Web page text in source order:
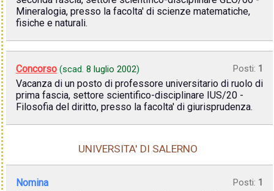
Mineralogia, presso la facolta' di scienze matematiche,
fisiche e naturali.
Concorso (scad. 8 luglio 2002) Posti: 1
Vacanza di un posto di professore universitario di ruolo di
prima fascia, settore scientifico-disciplinare IUS/20 -
Filosofia del diritto, presso la facolta' di giurisprudenza.
UNIVERSITA' DI SALERNO
Nomina Posti: 1